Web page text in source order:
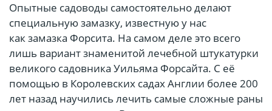
Опытные садоводы самостоятельно делают
специальную замазку, известную у нас
как замазка Форсита. На самом деле это всего
лишь вариант знаменитой лечебной штукатурки
великого садовника Уильяма Форсайта. С её
помощью в Королевских садах Англии более 200
лет назад научились лечить самые сложные раны